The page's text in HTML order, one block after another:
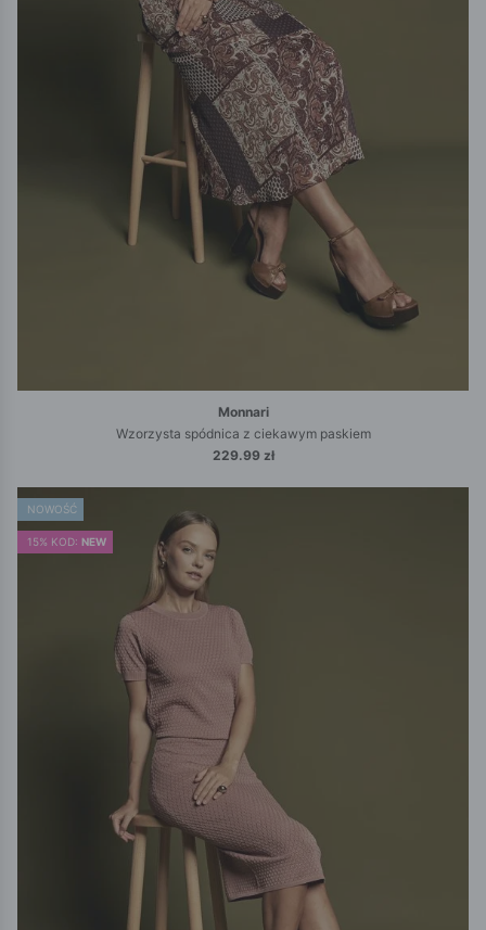
Monnari
Wzorzysta spódnica z ciekawym paskiem
229.99 zł
NOWOŚĆ
15% KOD: NEW